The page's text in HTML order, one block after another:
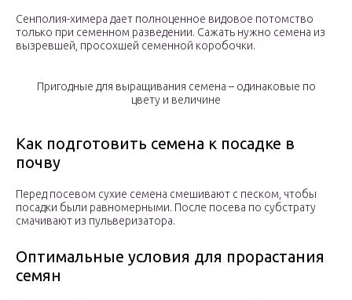
Сенполия-химера дает полноценное видовое потомство
только при семенном разведении. Сажать нужно семена из
вызревшей, просохшей семенной коробочки.
Пригодные для выращивания семена – одинаковые по
цвету и величине
Как подготовить семена к посадке в
почву
Перед посевом сухие семена смешивают с песком, чтобы
посадки были равномерными. После посева по субстрату
смачивают из пульверизатора.
Оптимальные условия для прорастания
семян